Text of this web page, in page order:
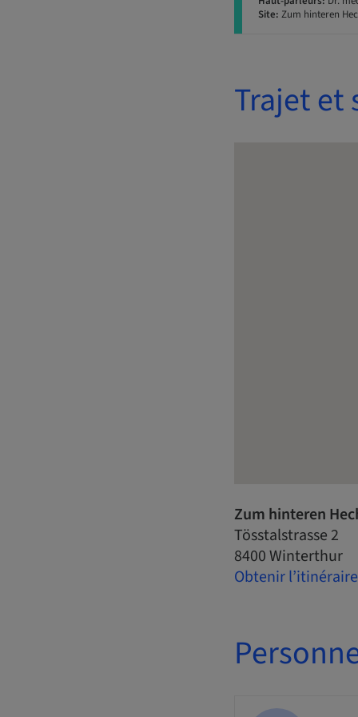
Site: Zum hinteren
Trajet et
Zum hinteren
Tösstalstrasse 2
8400 Winterthur
Obtenir l’itinéraire